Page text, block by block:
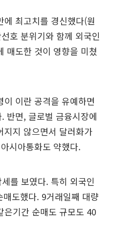
에 최고치를 경신했다(원
호 분위기와 함께 외국인
매도한 것이 영향을 미쳤
이란 공격을 유예하면
반면, 글로벌 금융시장에
지지 않으면서 달러화가
시아통화도 약했다.
를 보였다. 특히 외국인
도했다. 9거래일째 대량
은기간 순매도 규모도 40